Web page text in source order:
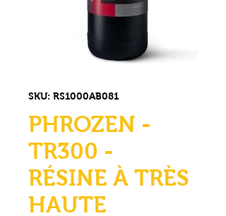
SKU: RS1000AB081
PHROZEN -
TR300 -
RÉSINE À TRÈS
HAUTE